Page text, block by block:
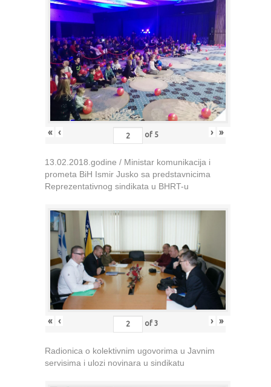
« ‹ of 5 › »
13.02.2018.godine / Ministar komunikacija i
prometa BiH Ismir Jusko sa predstavnicima
Reprezentativnog sindikata u BHRT-u
« ‹ of 3 › »
Radionica o kolektivnim ugovorima u Javnim
servisima i ulozi novinara u sindikatu